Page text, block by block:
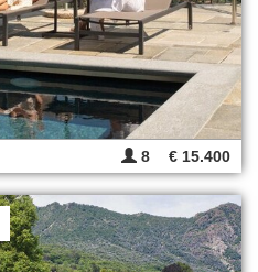
8 € 15.400